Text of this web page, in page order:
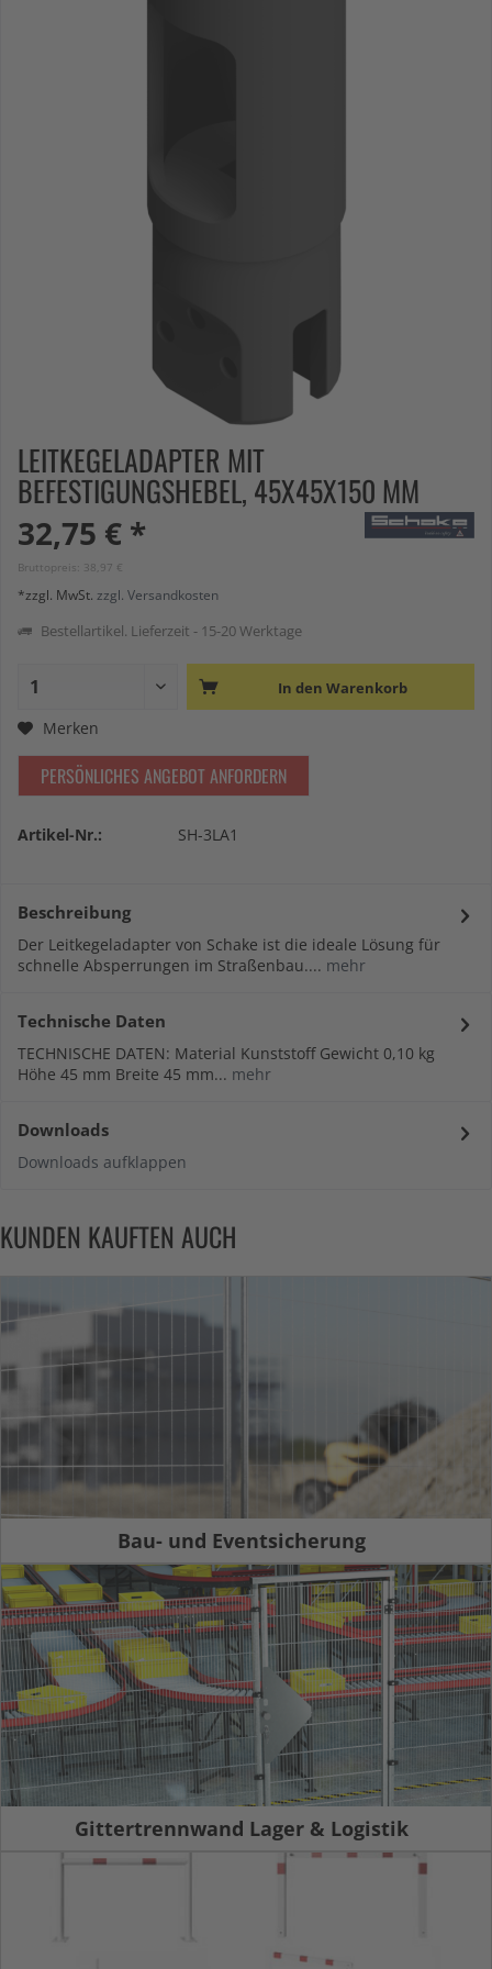
LEITKEGELADAPTER MIT
BEFESTIGUNGSHEBEL, 45X45X150 MM
32,75 € *
Bruttopreis: 38,97 €
*zzgl. MwSt. zzgl. Versandkosten
Bestellartikel. Lieferzeit - 15-20 Werktage
In den Warenkorb
Merken
PERSÖNLICHES ANGEBOT ANFORDERN
Artikel-Nr.: SH-3LA1
Beschreibung
Der Leitkegeladapter von Schake ist die ideale Lösung für
schnelle Absperrungen im Straßenbau.... mehr
Technische Daten
TECHNISCHE DATEN: Material Kunststoff Gewicht 0,10 kg
Höhe 45 mm Breite 45 mm... mehr
Downloads
Downloads aufklappen
KUNDEN KAUFTEN AUCH
Bau- und Eventsicherung
Gittertrennwand Lager & Logistik